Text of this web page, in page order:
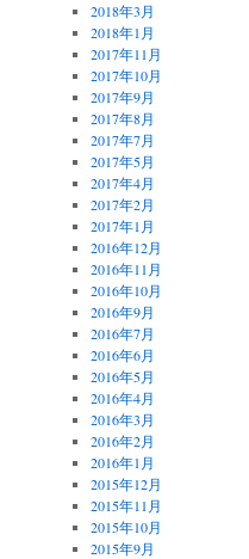
2018年3月
2018年1月
2017年11月
2017年10月
2017年9月
2017年8月
2017年7月
2017年5月
2017年4月
2017年2月
2017年1月
2016年12月
2016年11月
2016年10月
2016年9月
2016年7月
2016年6月
2016年5月
2016年4月
2016年3月
2016年2月
2016年1月
2015年12月
2015年11月
2015年10月
2015年9月